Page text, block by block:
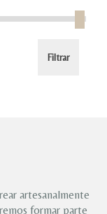
Filtrar
artesanalmente
formar parte